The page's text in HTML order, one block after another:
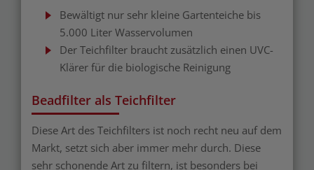
Bewältigt nur sehr kleine Gartenteiche bis
5.000 Liter Wasservolumen
Der Teichfilter braucht zusätzlich einen UVC-
Klärer für die biologische Reinigung
Beadfilter als Teichfilter
Diese Art des Teichfilters ist noch recht neu auf dem
Markt, setzt sich aber immer mehr durch. Diese
sehr schonende Art zu filtern, ist besonders bei